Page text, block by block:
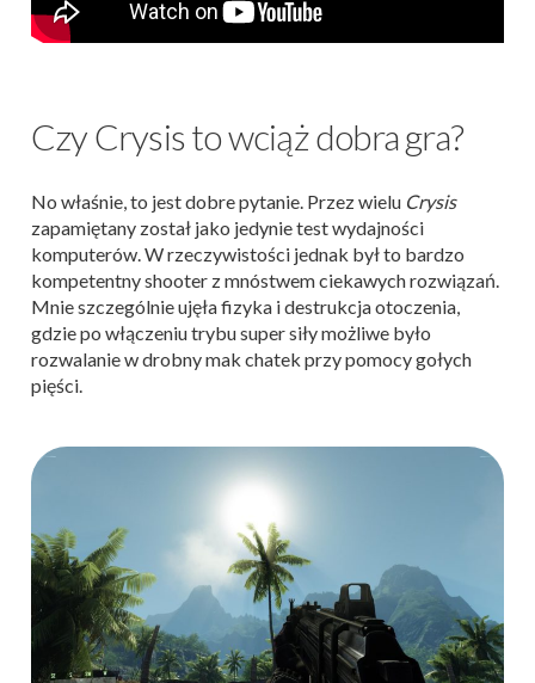
Czy Crysis to wciąż dobra gra?
No właśnie, to jest dobre pytanie. Przez wielu Crysis
zapamiętany został jako jedynie test wydajności
komputerów. W rzeczywistości jednak był to bardzo
kompetentny shooter z mnóstwem ciekawych rozwiązań.
Mnie szczególnie ujęła fizyka i destrukcja otoczenia,
gdzie po włączeniu trybu super siły możliwe było
rozwalanie w drobny mak chatek przy pomocy gołych
pięści.